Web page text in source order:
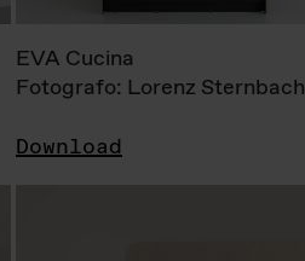
EVA Cucina
Fotografo: Lorenz Sternbach
Download